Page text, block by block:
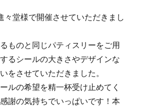
々堂様で開催させていただきまし
ものと同じパティスリーをご用
るシールの大きさやデザインな
をさせていただきました。
ルの希望を精一杯受け止めてく
謝の気持ちでいっぱいです！本